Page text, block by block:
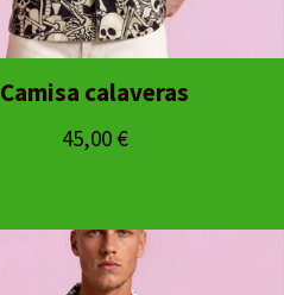
Camisa calaveras
45,00 €